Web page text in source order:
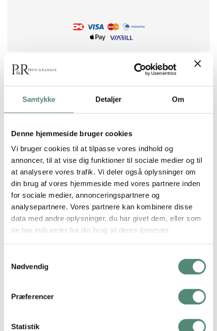
Samtykke Detaljer Om
Denne hjemmeside bruger cookies
Vi bruger cookies til at tilpasse vores indhold og
annoncer, til at vise dig funktioner til sociale medier og til
at analysere vores trafik. Vi deler også oplysninger om
din brug af vores hjemmeside med vores partnere inden
for sociale medier, annonceringspartnere og
analysepartnere. Vores partnere kan kombinere disse
data med andre oplysninger, du har givet dem, eller som
de har indsamlet fra din brug af deres tjenester.
Nødvendig
Præferencer
Statistik
BESKRIVELSE
Flower Market plakat med liljer
Lily er en dekorativ og moderne plakat med gule liljer og
grønne blade, der elegant breder sig på en hvid baggrund.
Stilen er enkel og stiliseret med inspiration fra både klassiske
botaniske illustrationer og moderne grafisk design. Teksten
Flower Market i toppen giver plakaten et samlet og
internationalt udtryk. Den passer godt ind i hjem med lyse og
rene linjer og fungerer både alene og sammen med andre
Flower Market-plakater. Et oplagt valg til køkken, stue eller
hjemmekontor, hvor den tilfører energi og naturlig skønhed.
YDERLIGERE INFORMATION
STØRRELSE